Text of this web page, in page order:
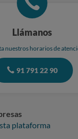
Llámanos
nuestros horarios de
91 791 22 90
plataforma